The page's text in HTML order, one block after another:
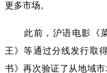
更多市场。
此前，沪语电影《菜
王》等通过分线发行取
书》再次验证了从地域